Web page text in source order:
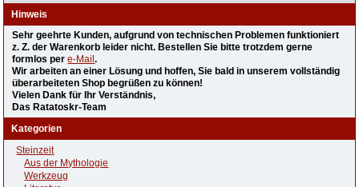
Hinweis
Sehr geehrte Kunden, aufgrund von technischen Problemen funktioniert
z. Z. der Warenkorb leider nicht. Bestellen Sie bitte trotzdem gerne
formlos pere-Mail.
Wir arbeiten an einer Lösung und hoffen, Sie bald in unserem vollständig
überarbeiteten Shop begrüßen zu können!
Vielen Dank für Ihr Verständnis,
Das Ratatoskr-Team
Kategorien
Steinzeit
Aus der Mythologie
Werkzeug